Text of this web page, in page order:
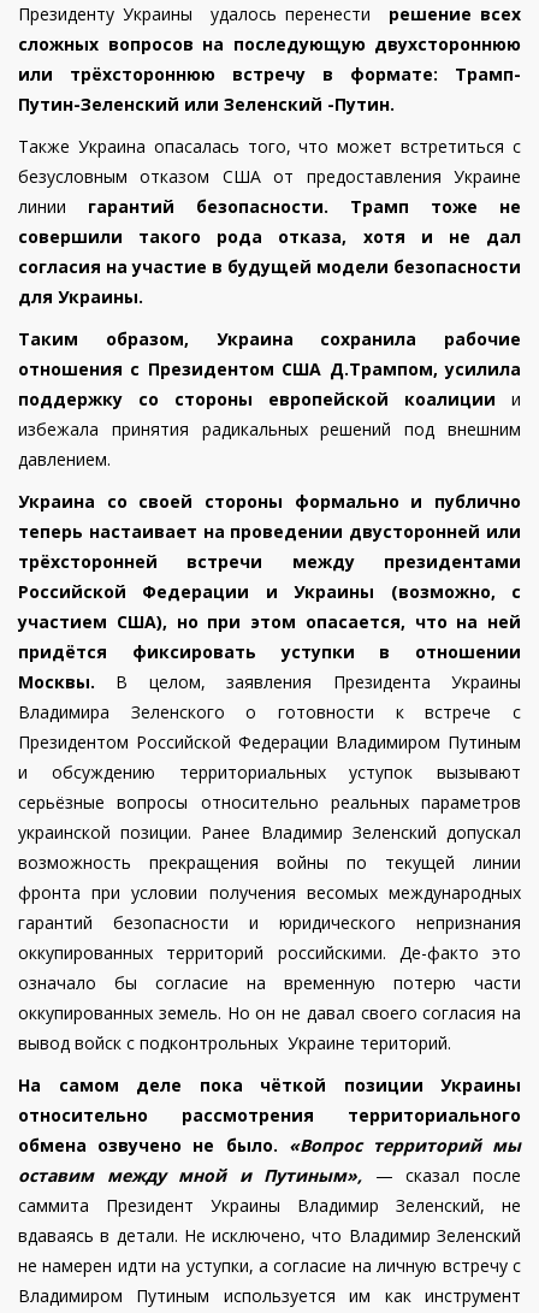
Президенту Украины удалось перенести решение всех
сложных вопросов на последующую двухстороннюю
или трёхстороннюю встречу в формате: Трамп-
Путин-Зеленский или Зеленский -Путин.
Также Украина опасалась того, что может встретиться с
безусловным отказом США от предоставления Украине
линии гарантий безопасности. Трамп тоже не
совершили такого рода отказа, хотя и не дал
согласия на участие в будущей модели безопасности
для Украины.
Таким образом, Украина сохранила рабочие
отношения с Президентом США Д.Трампом, усилила
поддержку со стороны европейской коалиции и
избежала принятия радикальных решений под внешним
давлением.
Украина со своей стороны формально и публично
теперь настаивает на проведении двусторонней или
трёхсторонней встречи между президентами
Российской Федерации и Украины (возможно, с
участием США), но при этом опасается, что на ней
придётся фиксировать уступки в отношении
Москвы. В целом, заявления Президента Украины
Владимира Зеленского о готовности к встрече с
Президентом Российской Федерации Владимиром Путиным
и обсуждению территориальных уступок вызывают
серьёзные вопросы относительно реальных параметров
украинской позиции. Ранее Владимир Зеленский допускал
возможность прекращения войны по текущей линии
фронта при условии получения весомых международных
гарантий безопасности и юридического непризнания
оккупированных территорий российскими. Де-факто это
означало бы согласие на временную потерю части
оккупированных земель. Но он не давал своего согласия на
вывод войск с подконтрольных Украине територий.
На самом деле пока чёткой позиции Украины
относительно рассмотрения территориального
обмена озвучено не было. «Вопрос территорий мы
оставим между мной и Путиным»,
— сказал после
саммита Президент Украины Владимир Зеленский, не
вдаваясь в детали. Не исключено, что Владимир Зеленский
не намерен идти на уступки, а согласие на личную встречу с
Владимиром Путиным используется им как инструмент